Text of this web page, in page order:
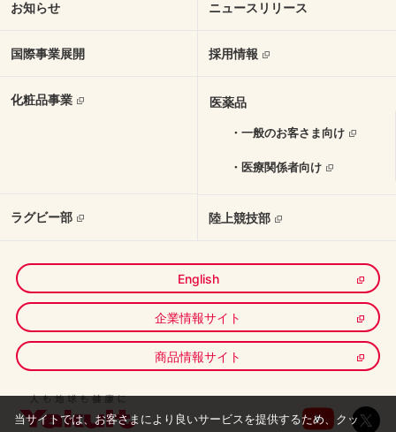
English
企業情報サイト
商品情報サイト
お知らせ ニュースリリース
国際事業展開 採用情報
化粧品事業 医薬品
・一般のお客さま向け
・医療関係者向け
ラグビー部 陸上競技部
当サイトでは、お客さまにより良いサービスを提供するため、クッ